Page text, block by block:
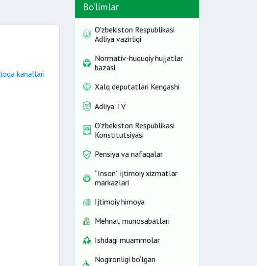
kanallari
Bo‘limlar
O'zbekiston Respublikasi
Adliya vazirligi
Normativ-huquqiy hujjatlar
bazasi
Xalq deputatlari Kengashi
Adliya TV
O‘zbekiston Respublikasi
Konstitutsiyasi
Pensiya va nafaqalar
“Inson” ijtimoiy xizmatlar
markazlari
Ijtimoiy himoya
Mehnat munosabatlari
Ishdagi muammolar
Nogironligi bo‘lgan